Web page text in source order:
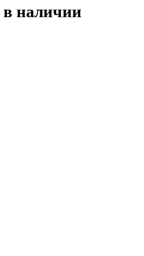
в наличии